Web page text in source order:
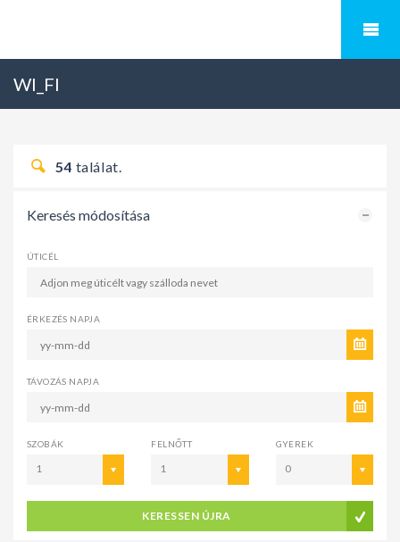
WI_FI
54 találat.
Keresés módosítása
ÚTICÉL
ÉRKEZÉS NAPJA
TÁVOZÁS NAPJA
SZOBÁK
1
FELNŐTT
1
GYEREK
0
KERESSEN ÚJRA